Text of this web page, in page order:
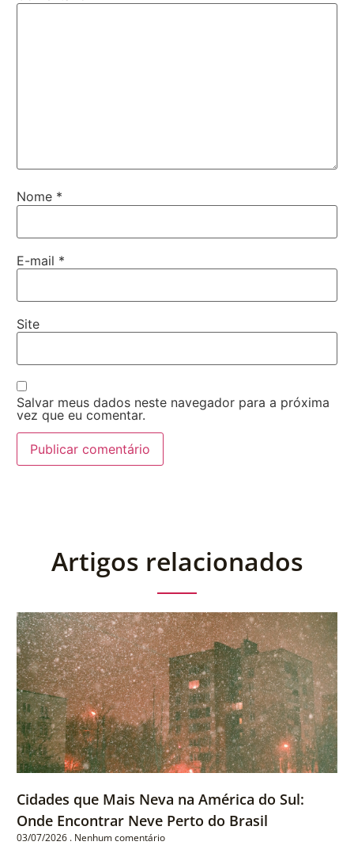
Nome *
E-mail *
Site
Salvar meus dados neste navegador para a próxima
vez que eu comentar.
Artigos relacionados
Cidades que Mais Neva na América do Sul:
Onde Encontrar Neve Perto do Brasil
03/07/2026 Nenhum comentário